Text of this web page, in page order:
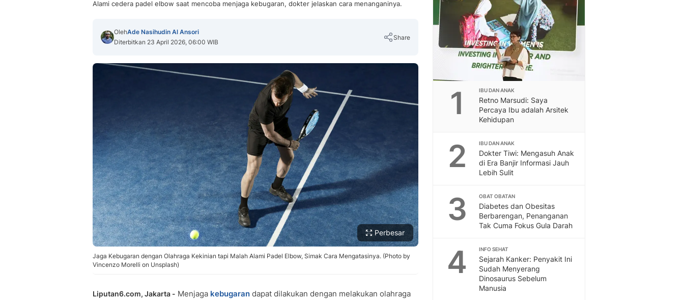
Alami cedera padel elbow saat mencoba menjaga kebugaran, dokter jelaskan cara menanganinya.
OlehAde Nasihudin Al Ansori
Diterbitkan 23 April 2026, 06:00 WIB
Share
Perbesar
Jaga Kebugaran dengan Olahraga Kekinian tapi Malah Alami Padel Elbow, Simak Cara Mengatasinya. (Photo by
Vincenzo Morelli on Unsplash)
Liputan6.com, Jakarta - Menjaga kebugaran dapat dilakukan dengan melakukan olahraga
1 IBU DAN ANAK
Retno Marsudi: Saya
Percaya Ibu adalah Arsitek
Kehidupan
2 IBU DAN ANAK
Dokter Tiwi: Mengasuh Anak
di Era Banjir Informasi Jauh
Lebih Sulit
3 OBAT OBATAN
Diabetes dan Obesitas
Berbarengan, Penanganan
Tak Cuma Fokus Gula Darah
4 INFO SEHAT
Sejarah Kanker: Penyakit Ini
Sudah Menyerang
Dinosaurus Sebelum
Manusia